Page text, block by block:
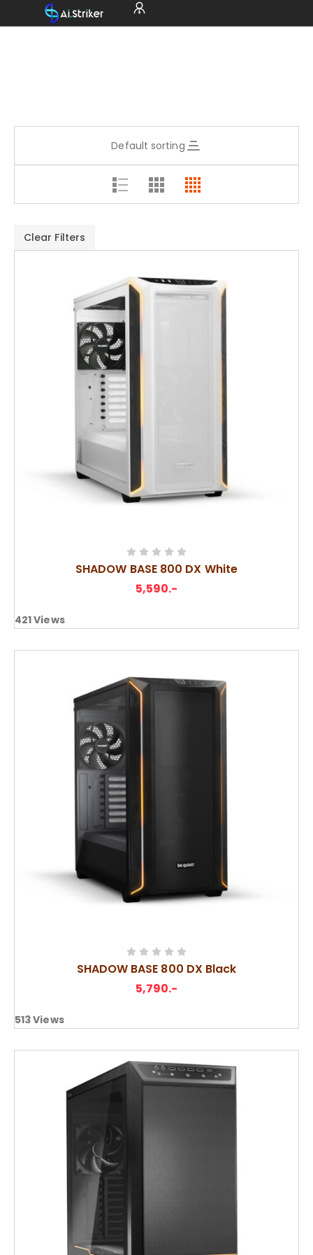
Default sorting
Clear Filters
SHADOW BASE 800 DX White
5,590.-
421Views
SHADOW BASE 800 DX Black
5,790.-
513Views